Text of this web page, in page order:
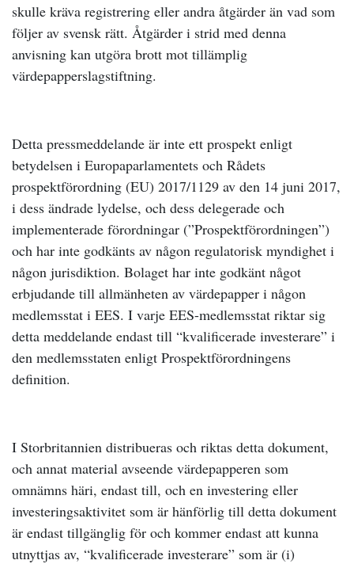
skulle kräva registrering eller andra åtgärder än vad som
följer av svensk rätt. Åtgärder i strid med denna
anvisning kan utgöra brott mot tillämplig
värdepapperslagstiftning.
Detta pressmeddelande är inte ett prospekt enligt
betydelsen i Europaparlamentets och Rådets
prospektförordning (EU) 2017/1129 av den 14 juni 2017,
i dess ändrade lydelse, och dess delegerade och
implementerade förordningar (”Prospektförordningen”)
och har inte godkänts av någon regulatorisk myndighet i
någon jurisdiktion. Bolaget har inte godkänt något
erbjudande till allmänheten av värdepapper i någon
medlemsstat i EES. I varje EES-medlemsstat riktar sig
detta meddelande endast till “kvalificerade investerare” i
den medlemsstaten enligt Prospektförordningens
definition.
I Storbritannien distribueras och riktas detta dokument,
och annat material avseende värdepapperen som
omnämns häri, endast till, och en investering eller
investeringsaktivitet som är hänförlig till detta dokument
är endast tillgänglig för och kommer endast att kunna
utnyttjas av, “kvalificerade investerare” som är (i)